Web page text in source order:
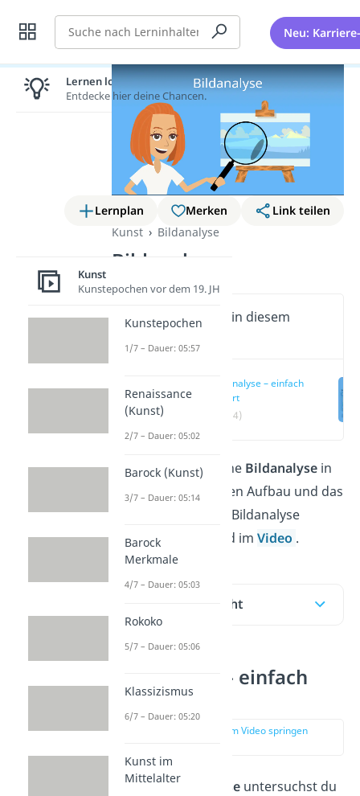
Suche Neu:
Lernplan Merken
Link teilen
Kunst
Bildanalyse
Bildanalyse
Wichtige Inhalte in diesem
Bildanalyse – einfach
erklärt
(00:14)
Wie schreibst du eine Bildanalysein
Kunst? Alles über den Aufbau und das
Vorgehen bei einer Bildanalyse
erfährst du hier und im Video .
Inhaltsübersicht
Bildanalyse – einfach
erklärt
zur Stelle im Video springen
Bei einerBildanalyseuntersuchst du
Lernen lohnt sich!
Entdecke hier deine Chancen.
Kunst
Kunstepochen vor dem 19. JH
Kunstepochen
1/7 – Dauer: 05:57
Renaissance
(Kunst)
2/7 – Dauer: 05:02
Barock (Kunst)
3/7 – Dauer: 05:14
Barock
Merkmale
4/7 – Dauer: 05:03
Rokoko
5/7 – Dauer: 05:06
Klassizismus
6/7 – Dauer: 05:20
Kunst im
Mittelalter